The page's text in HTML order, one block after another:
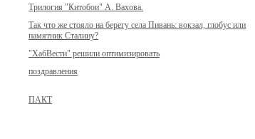
Трилогия "Китобои" А. Вахова.
Так что же стояло на берегу села Пивань: вокзал, глобус или
памятник Сталину?
"ХабВести" решили оптимизировать
поздравления
ПАКТ